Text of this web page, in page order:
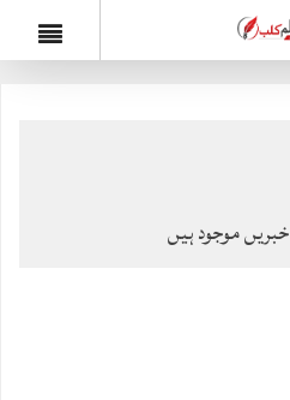
خبریں موجود ہیں